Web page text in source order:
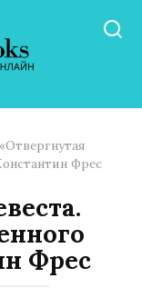
«Отвергнутая
Фрес
Фрес